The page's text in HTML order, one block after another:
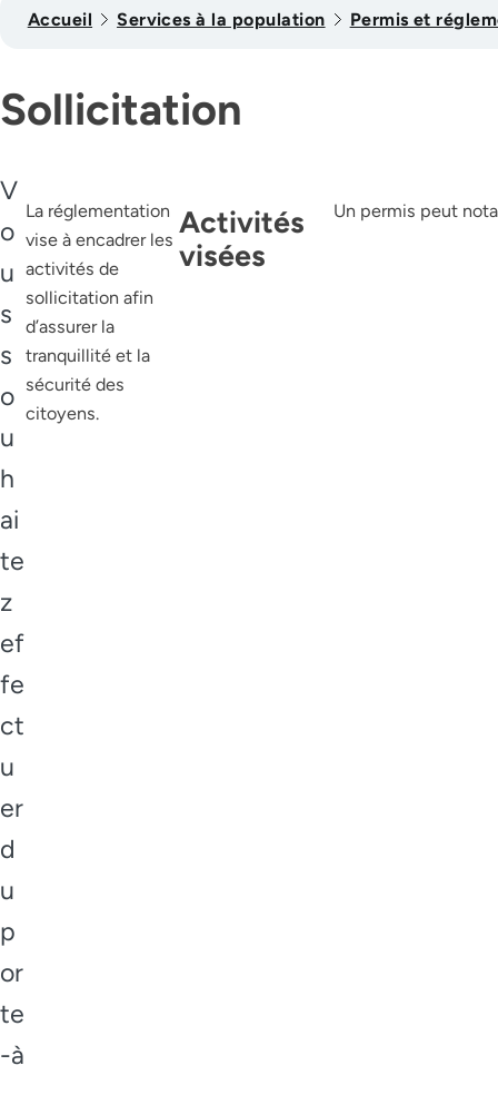
Accueil Services à la population Permis et
Sollicitation
V
o
u
s
s
o
u
h
ai
te
z
ef
fe
ct
u
er
d
u
p
or
te
-à
La réglementation
vise à encadrer les
activités de
sollicitation afin
d’assurer la
tranquillité et la
sécurité des
citoyens.
Activités
visées
Un permis peut